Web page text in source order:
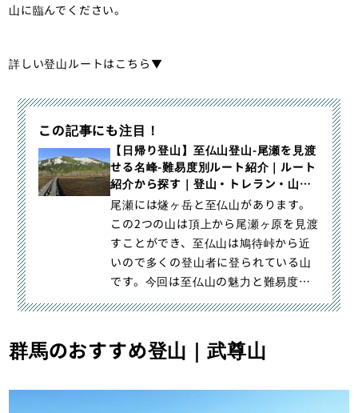
山に臨んでください。
詳しい登山ルートはこちら▼
この記事にも注目！
【日帰り登山】至仏山登山-尾瀬を見渡
せる名峰-難易度別ルート紹介｜ルート
紹介から探す｜登山・トレラン・山ス
キーマガジン「山旅旅」
尾瀬には燧ヶ岳と至仏山があります。
この2つの山は頂上から尾瀬ヶ原を見渡
すことができ、至仏山は鳩待峠から近
いので多くの登山者に登られている山
です。今回は至仏山の魅力と難易度別
登山ルートを紹介します。至仏｜【日
名峰-難易度別ルート紹介｜登山・トレ
ラン・山スキーマガジン「山旅旅」の
群馬のおすすめ登山｜武尊山